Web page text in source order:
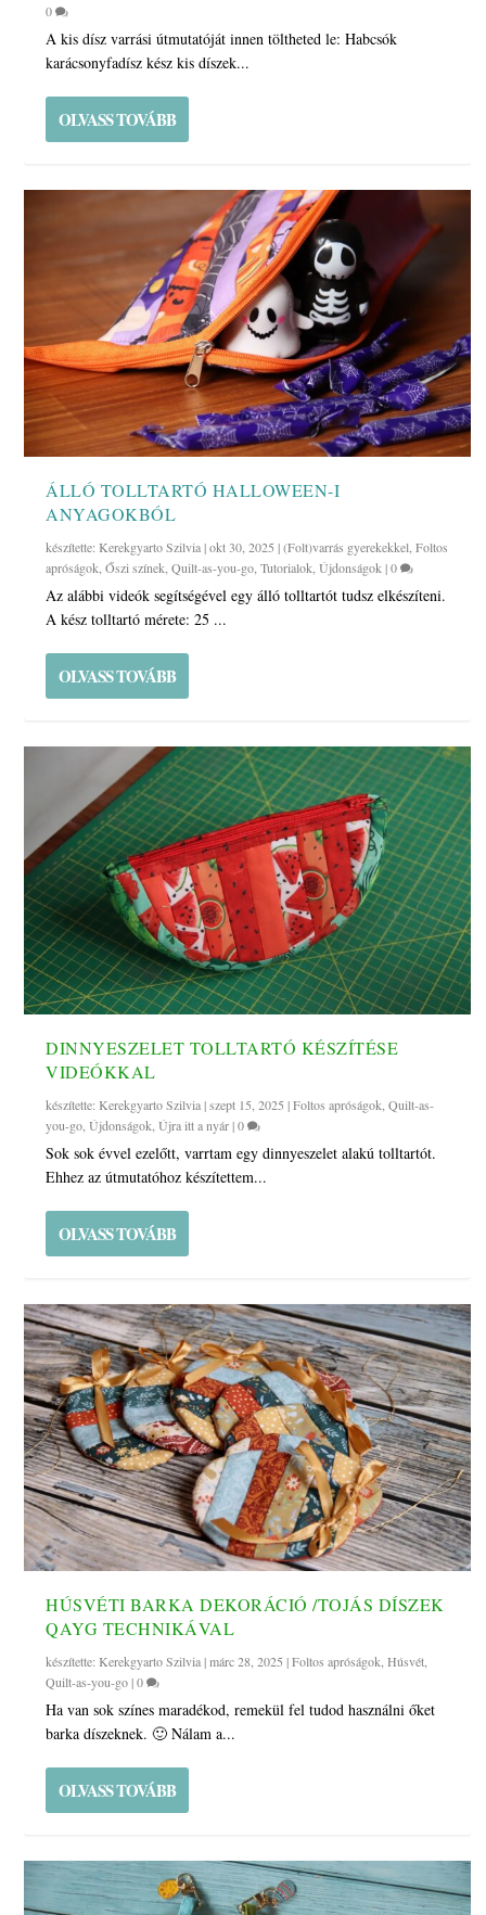
0
A kis dísz varrási útmutatóját innen töltheted le: Habcsók
karácsonyfadísz kész kis díszek...
OLVASS TOVÁBB
ÁLLÓ TOLLTARTÓ HALLOWEEN-I
ANYAGOKBÓL
készítette:Kerekgyarto Szilvia|okt 30, 2025 |(Folt)varrás gyerekekkel,Foltos
apróságok,Őszi színek,Quilt-as-you-go,Tutorialok,Újdonságok|0
Az alábbi videók segítségével egy álló tolltartót tudsz elkészíteni.
A kész tolltartó mérete: 25 ...
OLVASS TOVÁBB
DINNYESZELET TOLLTARTÓ KÉSZÍTÉSE
VIDEÓKKAL
készítette:Kerekgyarto Szilvia|szept 15, 2025 |Foltos apróságok ,Quilt-as-
you-go ,Újdonságok ,Újra itt a nyár|0
Sok sok évvel ezelőtt, varrtam egy dinnyeszelet alakú tolltartót.
Ehhez az útmutatóhoz készítettem...
OLVASS TOVÁBB
HÚSVÉTI BARKA DEKORÁCIÓ /TOJÁS DÍSZEK
QAYG TECHNIKÁVAL
készítette:Kerekgyarto Szilvia|márc 28, 2025 |Foltos apróságok,Húsvét,
Quilt-as-you-go|0
Ha van sok színes maradékod, remekül fel tudod használni őket
barka díszeknek. 🙂 Nálam a...
OLVASS TOVÁBB